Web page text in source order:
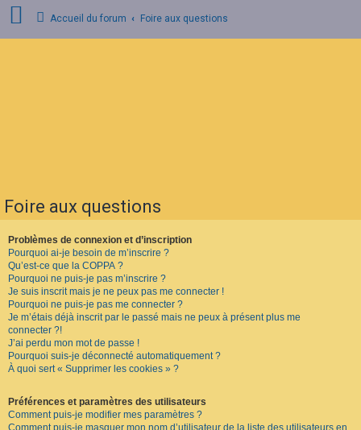
s
c
r
i
p
t
i
o
n
F
Accueil du forum Foire aux questions
Foire aux questions
Problèmes de connexion et d’inscription
Pourquoi ai-je besoin de m’inscrire ?
Qu’est-ce que la COPPA ?
Pourquoi ne puis-je pas m’inscrire ?
Je suis inscrit mais je ne peux pas me connecter !
Pourquoi ne puis-je pas me connecter ?
Je m’étais déjà inscrit par le passé mais ne peux à présent plus me
connecter ?!
J’ai perdu mon mot de passe !
Pourquoi suis-je déconnecté automatiquement ?
À quoi sert « Supprimer les cookies » ?
Préférences et paramètres des utilisateurs
Comment puis-je modifier mes paramètres ?
Comment puis-je masquer mon nom d’utilisateur de la liste des utilisateurs en